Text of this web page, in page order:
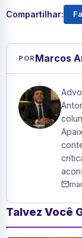
Compartilhar:
POR Marcos
Talvez Você